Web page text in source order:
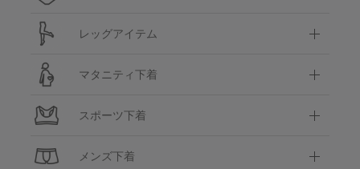
レッグアイテム
マタニティ下着
スポーツ下着
メンズ下着